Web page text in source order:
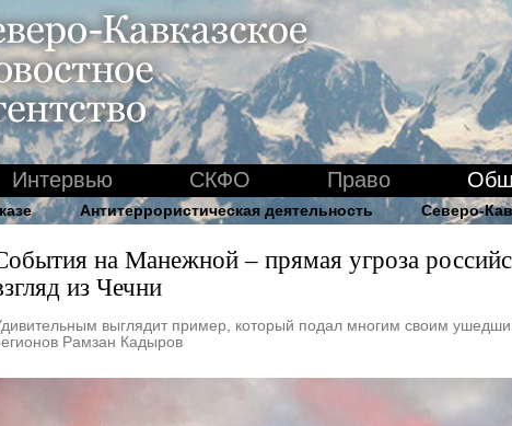
Интервью СКФО Право
Антитеррористическая деятельность Северо-
на Манежной – прямая угроза
из Чечни
выглядит пример, который подал многим своим
Рамзан Кадыров